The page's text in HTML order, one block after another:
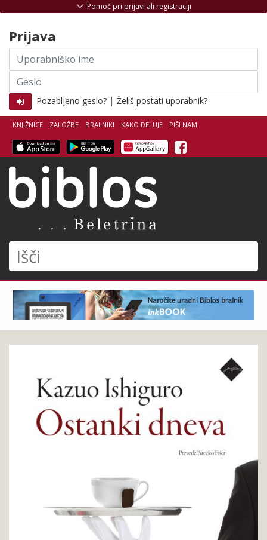
Išči
KNJIŽNICE ZALOŽBE BRALNIKI KAKO DELUJE PIŠI NAM
Facebook
Pomoč pri prijavi ali registraciji
Prijava
Uporabniško
ime
Geslo
Pozabljeno geslo? | Želiš postati uporabnik?
Kazuo
Ostanki
dneva
knjigo